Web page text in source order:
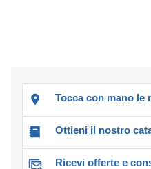
Tocca con mano le
Ottieni il nostro
Ricevi offerte e